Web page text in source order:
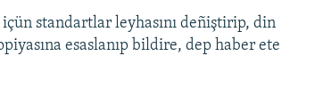
standartlar leyhasını deñiştirip, din
esaslanıp bildire, dep haber ete